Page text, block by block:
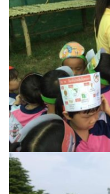
บ้านกังหัน @ ปัวคอทเทจ
บ้านต้นคูณ
บ้านนาโฮมสเตย์
บ้านปัว ปลายนา
บ้านพักชมดอย
บ้านยลญภา
บ้านริมทุ่งรีสอร์ท